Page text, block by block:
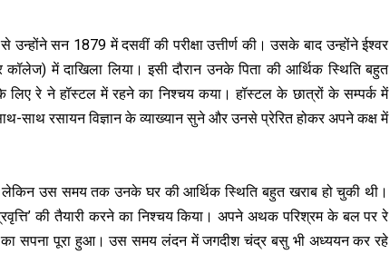
सन 1879 में दसवीं की परीक्षा उत्तीर्ण की। उसके बाद उन्होंने ईश्वर
कॉलेज) में दाखिला लिया। इसी दौरान उनके पिता की आर्थिक स्थिति बहुत
लिए रे ने हॉस्‍टल में रहने का निश्‍चय कया। हॉस्‍टल के छात्रों के सम्‍पर्क में
साथ रसायन विज्ञान के व्‍याख्‍यान सुने और उनसे प्रेरित होकर अपने कक्ष में
उस समय तक उनके घर की आर्थिक स्थिति बहुत खराब हो चुकी थी।
की तैयारी करने का निश्‍चय किया। अपने अथक परिश्रम के बल पर रे
का सपना पूरा हुआ। उस समय लंदन में जगदीश चंद्र बसु भी अध्‍ययन कर रहे